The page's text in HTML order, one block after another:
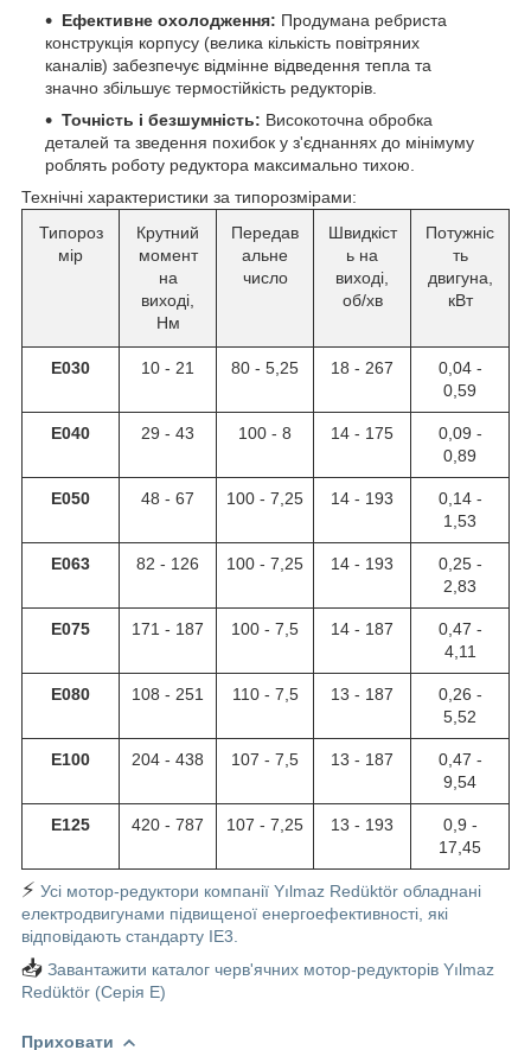
Ефективне охолодження: Продумана ребриста
конструкція корпусу (велика кількість повітряних
каналів) забезпечує відмінне відведення тепла та
значно збільшує термостійкість редукторів.
Точність і безшумність: Високоточна обробка
деталей та зведення похибок у з'єднаннях до мінімуму
роблять роботу редуктора максимально тихою.
Технічні характеристики за типорозмірами:
Типороз
мір
Крутний
момент
на
виході,
Нм
Передав
альне
число
Швидкіст
ь на
виході,
об/хв
Потужніс
ть
двигуна,
кВт
E030 10 - 21 80 - 5,25 18 - 267
0,04 -
0,59
E040 29 - 43 100 - 8 14 - 175
0,09 -
0,89
E050 48 - 67 100 - 7,25 14 - 193
0,14 -
1,53
E063 82 - 126 100 - 7,25 14 - 193
0,25 -
2,83
E075 171 - 187 100 - 7,5 14 - 187
0,47 -
4,11
E080 108 - 251 110 - 7,5 13 - 187
0,26 -
5,52
E100 204 - 438 107 - 7,5 13 - 187
0,47 -
9,54
E125 420 - 787 107 - 7,25 13 - 193
0,9 -
17,45
⚡ Усі мотор-редуктори компанії Yılmaz Redüktör обладнані
електродвигунами підвищеної енергоефективності, які
відповідають стандарту IE3.
📥 Завантажити каталог черв'ячних мотор-редукторів Yılmaz
Redüktör (Серія E)
Приховати